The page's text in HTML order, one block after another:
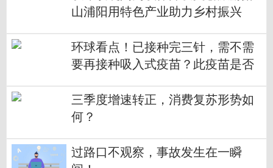
山浦阳用特色产业助力乡村振兴
环球看点！已接种完三针，需不需
要再接种吸入式疫苗？此疫苗是否
三季度增速转正，消费复苏形势如
何？
过路口不观察，事故发生在一瞬